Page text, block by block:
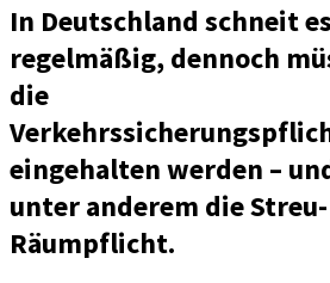
In Deutschland schneit
regelmäßig, dennoch
die
eingehalten werden –
unter anderem die
Räumpflicht.